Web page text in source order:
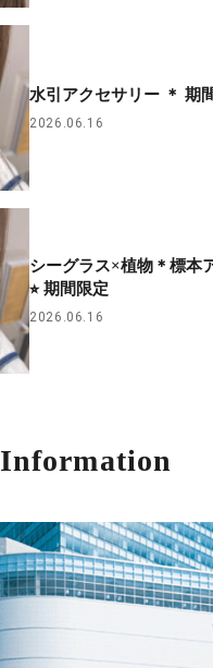
水引アクセサリー ＊ 期
2026.06.16
シーグラス×植物＊標本
⭐︎ 期間限定
2026.06.16
Information